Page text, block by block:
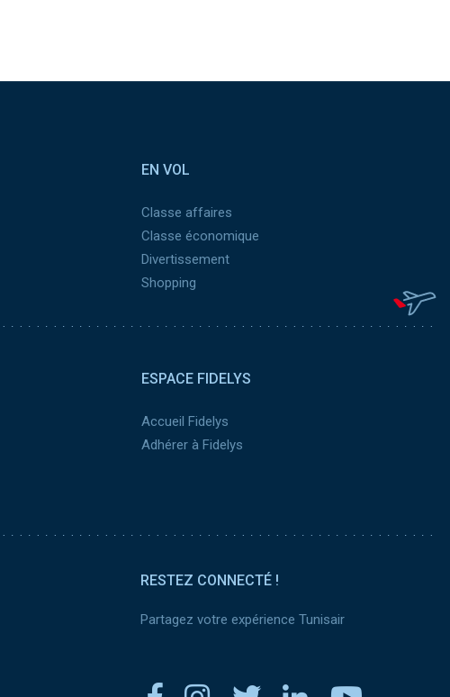
EN VOL
Classe affaires
Classe économique
Divertissement
Shopping
ESPACE FIDELYS
Accueil Fidelys
Adhérer à Fidelys
RESTEZ CONNECTÉ !
Partagez votre expérience Tunisair